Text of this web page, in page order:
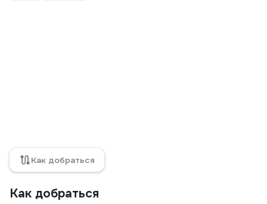
Как добраться
Как добраться